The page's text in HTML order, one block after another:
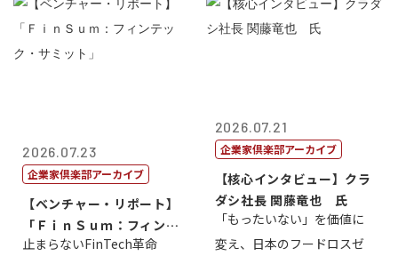
2026.07.23
企業家倶楽部アーカイブ
【ベンチャー・リポート】
「ＦｉｎＳｕｍ：フィンテ
ック・サミッ...
止まらないFinTech革命
2026.07.21
企業家倶楽部アーカイブ
【核心インタビュー】クラ
ダシ社長 関藤竜也 氏
「もったいない」を価値に
変え、日本のフードロスゼ